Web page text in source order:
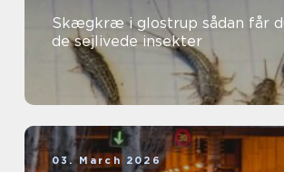
Skægkræ i glostrup sådan får du styr på
de sejlivede insekter
03. March 2026